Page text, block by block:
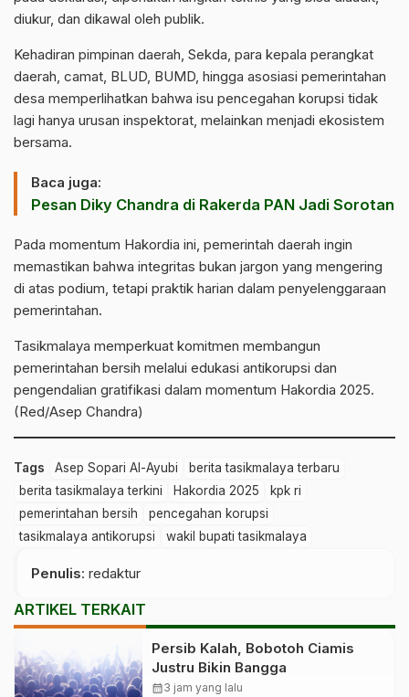
diukur, dan dikawal oleh publik.
Kehadiran pimpinan daerah, Sekda, para kepala perangkat
daerah, camat, BLUD, BUMD, hingga asosiasi pemerintahan
desa memperlihatkan bahwa isu pencegahan korupsi tidak
lagi hanya urusan inspektorat, melainkan menjadi ekosistem
bersama.
Baca juga:
Pesan Diky Chandra di Rakerda PAN Jadi Sorotan
Pada momentum Hakordia ini, pemerintah daerah ingin
memastikan bahwa integritas bukan jargon yang mengering
di atas podium, tetapi praktik harian dalam penyelenggaraan
pemerintahan.
Tasikmalaya memperkuat komitmen membangun
pemerintahan bersih melalui edukasi antikorupsi dan
pengendalian gratifikasi dalam momentum Hakordia 2025.
(Red/Asep Chandra)
Tags Asep Sopari Al-Ayubi
berita tasikmalaya terbaru
berita tasikmalaya terkini
Hakordia 2025
kpk ri
pemerintahan bersih
pencegahan korupsi
tasikmalaya antikorupsi
wakil bupati tasikmalaya
Penulis: redaktur
ARTIKEL TERKAIT
Persib Kalah, Bobotoh Ciamis
Justru Bikin Bangga
calendar_month3 jam yang lalu